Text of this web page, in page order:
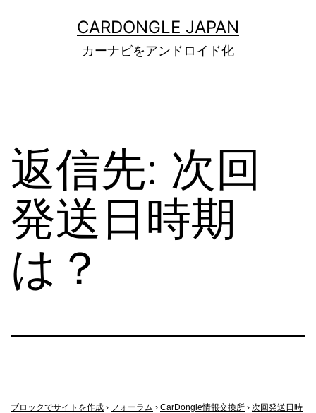
CARDONGLE JAPAN
カーナビをアンドロイド化
返信先: 次回
発送日時期
は？
ブロックでサイトを作成 › フォーラム › CarDongle情報交換所 › 次回発送日時